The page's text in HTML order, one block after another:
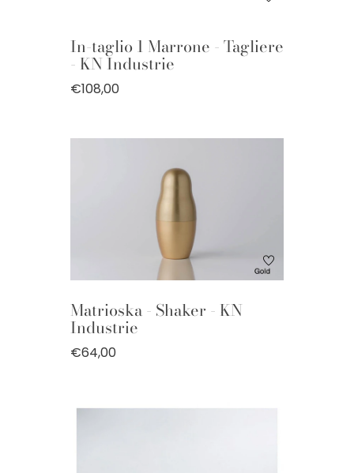
In-taglio 1 Marrone - Tagliere
- KN Industrie
€108,00
Matrioska - Shaker - KN
Industrie
€64,00